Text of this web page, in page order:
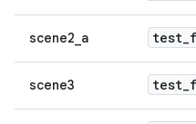
scene2_a test_
scene3 test_